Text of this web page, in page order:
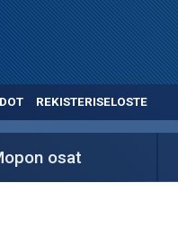
REKISTERISELOSTE
osat